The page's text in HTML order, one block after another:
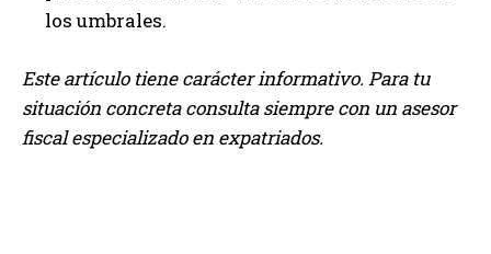
los umbrales.
Este artículo tiene carácter informativo. Para tu
situación concreta consulta siempre con un asesor
fiscal especializado en expatriados.